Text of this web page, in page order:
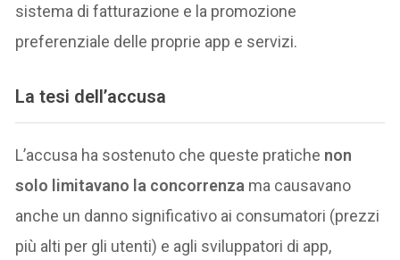
sistema di fatturazione e la promozione
preferenziale delle proprie app e servizi.
La tesi dell’accusa
L’accusa ha sostenuto che queste pratiche non
solo limitavano la concorrenza ma causavano
anche un danno significativo ai consumatori (prezzi
più alti per gli utenti) e agli sviluppatori di app,